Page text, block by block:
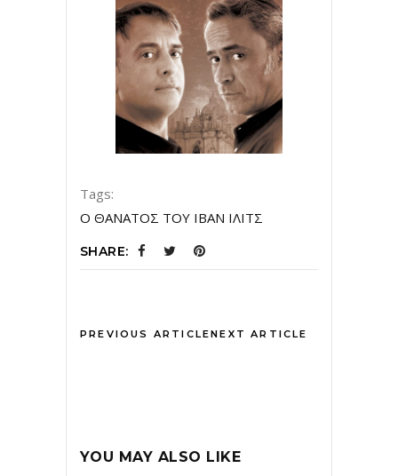
Tags:
Ο ΘΑΝΑΤΟΣ ΤΟΥ ΙΒΑΝ ΙΛΙΤΣ
SHARE:
PREVIOUS ARTICLENEXT ARTICLE
YOU MAY ALSO LIKE